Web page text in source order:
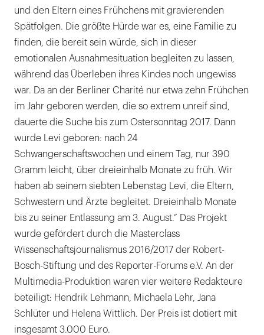
und den Eltern eines Frühchens mit gravierenden
Spätfolgen. Die größte Hürde war es, eine Familie zu
finden, die bereit sein würde, sich in dieser
emotionalen Ausnahmesituation begleiten zu lassen,
während das Überleben ihres Kindes noch ungewiss
war. Da an der Berliner Charité nur etwa zehn Frühchen
im Jahr geboren werden, die so extrem unreif sind,
dauerte die Suche bis zum Ostersonntag 2017. Dann
wurde Levi geboren: nach 24
Schwangerschaftswochen und einem Tag, nur 390
Gramm leicht, über dreieinhalb Monate zu früh. Wir
haben ab seinem siebten Lebenstag Levi, die Eltern,
Schwestern und Ärzte begleitet. Dreieinhalb Monate
bis zu seiner Entlassung am 3. August.“ Das Projekt
wurde gefördert durch die Masterclass
Wissenschaftsjournalismus 2016/2017 der Robert-
Bosch-Stiftung und des Reporter-Forums e.V. An der
Multimedia-Produktion waren vier weitere Redakteure
beteiligt: Hendrik Lehmann, Michaela Lehr, Jana
Schlüter und Helena Wittlich. Der Preis ist dotiert mit
insgesamt 3.000 Euro.